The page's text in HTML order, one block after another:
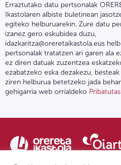
Erraztutako datu pertsonalak
Ikastolaren albiste buletinean
egiteko helburuarekin. Zure datu
izanez gero eskubidea duzu,
idazkaritza@oreretaikastola.eus
pertsonalak tratatzen ari garen ala
ez diren datuak zuzentzea
ezabatzeko eska dezakezu,
ziren helburua betetzeko jada
gehigarria web orrialdeko